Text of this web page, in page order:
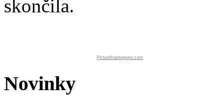
skončila.
Pictureframeguys.com
Novinky